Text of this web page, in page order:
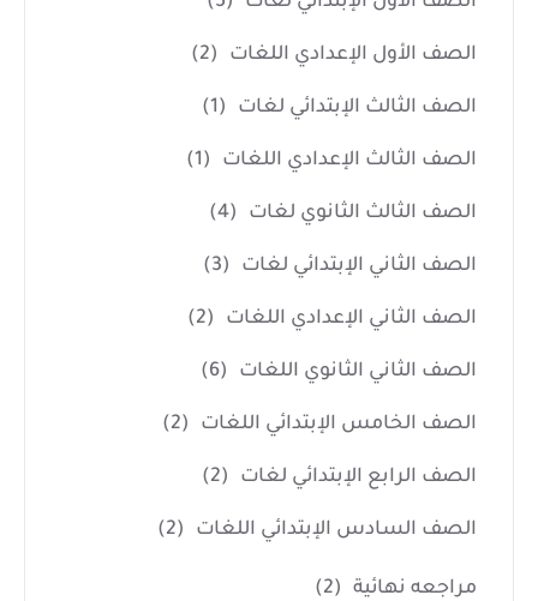
الصف الأول الإعدادي اللغات (2)
الصف الثالث الإبتدائي لغات (1)
الصف الثالث الإعدادي اللغات (1)
الصف الثالث الثانوي لغات (4)
الصف الثاني الإبتدائي لغات (3)
الصف الثاني الإعدادي اللغات (2)
الصف الثاني الثانوي اللغات (6)
الصف الخامس الإبتدائي اللغات (2)
الصف الرابع الإبتدائي لغات (2)
الصف السادس الإبتدائي اللغات (2)
مراجعه نهائية (2)